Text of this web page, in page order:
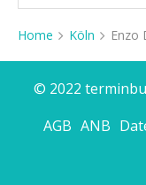
Home Köln Enzo
© 2022
AGB ANB